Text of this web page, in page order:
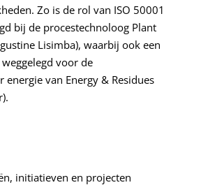
Zo is de rol van ISO 50001
bij de procestechnoloog Plant
Lisimba), waarbij ook een
voor de
van Energy & Residues
initiatieven en projecten